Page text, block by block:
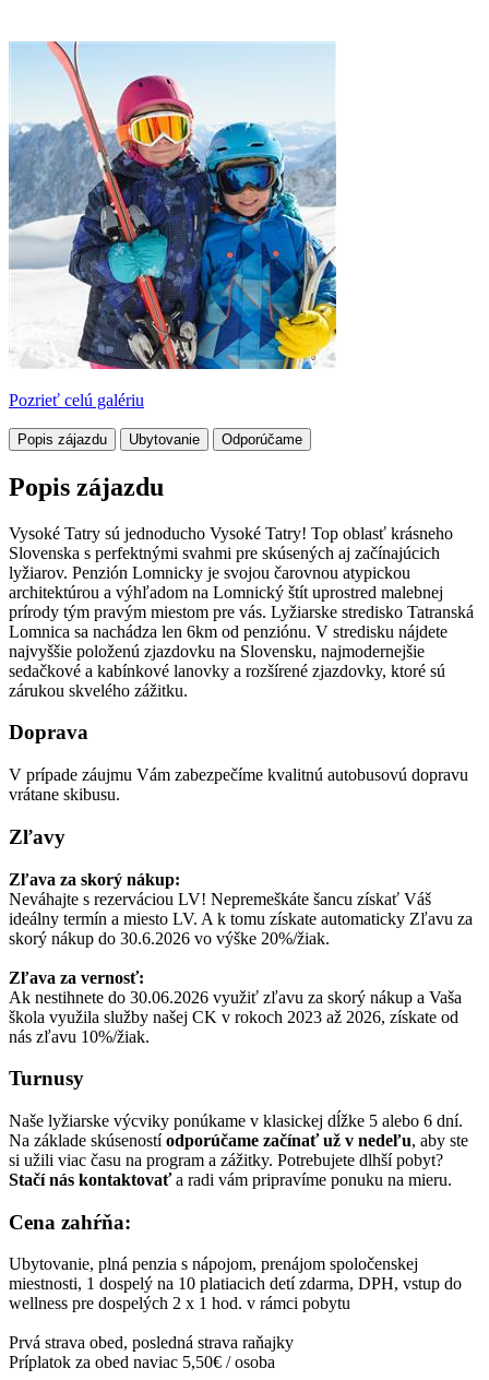
Pozrieť celú galériu
Popis zájazdu Ubytovanie Odporúčame
Popis zájazdu
Vysoké Tatry sú jednoducho Vysoké Tatry! Top oblasť krásneho
Slovenska s perfektnými svahmi pre skúsených aj začínajúcich
lyžiarov. Penzión Lomnicky je svojou čarovnou atypickou
architektúrou a výhľadom na Lomnický štít uprostred malebnej
prírody tým pravým miestom pre vás. Lyžiarske stredisko Tatranská
Lomnica sa nachádza len 6km od penziónu. V stredisku nájdete
najvyššie položenú zjazdovku na Slovensku, najmodernejšie
sedačkové a kabínkové lanovky a rozšírené zjazdovky, ktoré sú
zárukou skvelého zážitku.
Doprava
V prípade záujmu Vám zabezpečíme kvalitnú autobusovú dopravu
vrátane skibusu.
Zľavy
Zľava za skorý nákup:
Neváhajte s rezerváciou LV! Nepremeškáte šancu získať Váš
ideálny termín a miesto LV. A k tomu získate automaticky Zľavu za
skorý nákup do 30.6.2026 vo výške 20%/žiak.
Zľava za vernosť:
Ak nestihnete do 30.06.2026 využiť zľavu za skorý nákup a Vaša
škola využila služby našej CK v rokoch 2023 až 2026, získate od
nás zľavu 10%/žiak.
Turnusy
Naše lyžiarske výcviky ponúkame v klasickej dĺžke 5 alebo 6 dní.
Na základe skúsenostíodporúčame začínať už v nedeľu, aby ste
si užili viac času na program a zážitky. Potrebujete dlhší pobyt?
Stačí nás kontaktovaťa radi vám pripravíme ponuku na mieru.
Cena zahŕňa:
Ubytovanie, plná penzia s nápojom, prenájom spoločenskej
miestnosti, 1 dospelý na 10 platiacich detí zdarma, DPH, vstup do
wellness pre dospelých 2 x 1 hod. v rámci pobytu
Prvá strava obed, posledná strava raňajky
Príplatok za obed naviac 5,50€ / osoba